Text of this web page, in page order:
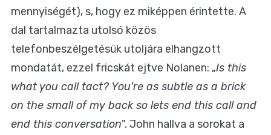
mennyiségét), s, hogy ez miképpen érintette. A
dal tartalmazta utolsó közös
telefonbeszélgetésük utoljára elhangzott
mondatát, ezzel fricskát ejtve Nolanen: „Is this
what you call tact? You're as subtle as a brick
on the small of my back so lets end this call and
end this conversation". John hallva a sorokat a